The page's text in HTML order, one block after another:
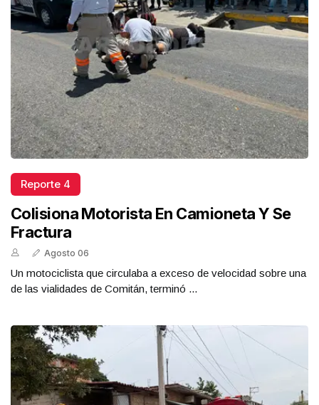
Reporte 4
Colisiona Motorista En Camioneta Y Se
Fractura
Agosto 06
Un motociclista que circulaba a exceso de velocidad sobre una
de las vialidades de Comitán, terminó ...